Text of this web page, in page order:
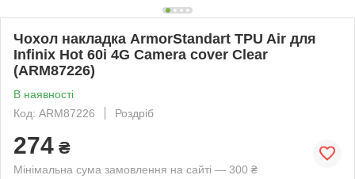
Чохол накладка ArmorStandart TPU Air для
Infinix Hot 60i 4G Camera cover Clear
(ARM87226)
В наявності
Код: ARM87226
Роздріб
274 ₴
Мінімальна сума замовлення на сайті — 300 ₴